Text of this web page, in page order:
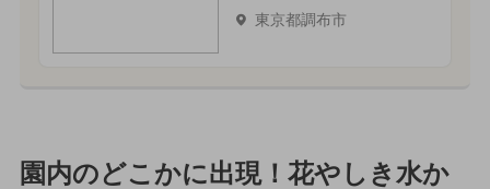
東京都調布市
園内のどこかに出現！花やしき水か